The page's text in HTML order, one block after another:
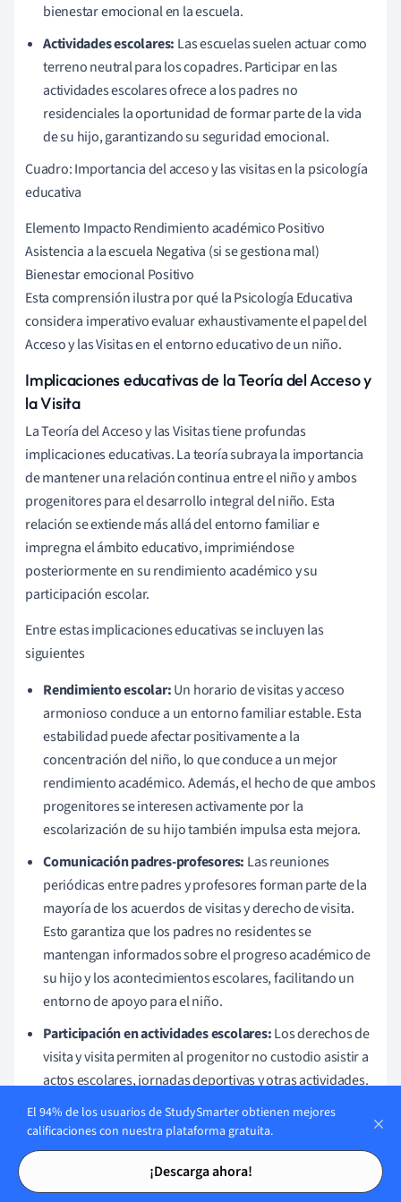
Tarjetas de estudio
Tarjetas de estudio
bienestar emocional en la escuela.
Actividades escolares: Las escuelas suelen actuar como
terreno neutral para los copadres. Participar en las
actividades escolares ofrece a los padres no
residenciales la oportunidad de formar parte de la vida
de su hijo, garantizando su seguridad emocional.
Cuadro: Importancia del acceso y las visitas en la psicología
educativa
Elemento Impacto Rendimiento académico Positivo
Asistencia a la escuela Negativa (si se gestiona mal)
Bienestar emocional Positivo
Esta comprensión ilustra por qué la Psicología Educativa
considera imperativo evaluar exhaustivamente el papel del
Acceso y las Visitas en el entorno educativo de un niño.
Implicaciones educativas de la Teoría del Acceso y
la Visita
La Teoría del Acceso y las Visitas tiene profundas
implicaciones educativas. La teoría subraya la importancia
de mantener una relación continua entre el niño y ambos
progenitores para el desarrollo integral del niño. Esta
relación se extiende más allá del entorno familiar e
impregna el ámbito educativo, imprimiéndose
posteriormente en su rendimiento académico y su
participación escolar.
Entre estas implicaciones educativas se incluyen las
siguientes
Rendimiento escolar:Un horario de visitas y acceso
armonioso conduce a un entorno familiar estable. Esta
estabilidad puede afectar positivamente a la
concentración del niño, lo que conduce a un mejor
rendimiento académico. Además, el hecho de que ambos
progenitores se interesen activamente por la
escolarización de su hijo también impulsa esta mejora.
Comunicación padres-profesores: Las reuniones
periódicas entre padres y profesores forman parte de la
mayoría de los acuerdos de visitas y derecho de visita.
Esto garantiza que los padres no residentes se
mantengan informados sobre el progreso académico de
su hijo y los acontecimientos escolares, facilitando un
entorno de apoyo para el niño.
Participación en actividades escolares:Los derechos de
visita y visita permiten al progenitor no custodio asistir a
actos escolares, jornadas deportivas y otras actividades.
Esta participación ayuda a mantener el equilibrio en la
vida del menor y favorece el crecimiento emocional.
calendario académico al horario de visitas, se pueden
El 94% de los usuarios de StudySmarter obtienen mejores
calificaciones con nuestra plataforma gratuita.
¡Descarga ahora!